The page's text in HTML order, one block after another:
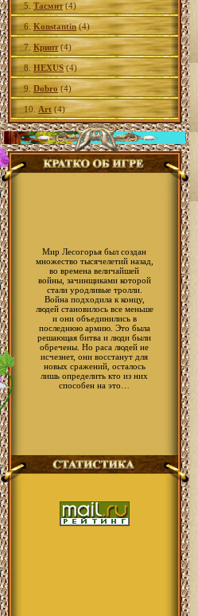
5. Тасмит(4)
6. Konstantin(4)
7. Крипт(4)
8. HEXUS(4)
9. Dobro(4)
10. Art (4)
Мир Лесогорья был создан
множество тысячелетий назад,
во времена величайшей
войны, зачинщиками которой
стали уродливые тролли.
Война подходила к концу,
людей становилось все меньше
и они объединились в
последнюю армию. Это была
решающая битва и люди были
обречены. Но раса людей не
исчезнет, они восстанут для
новых сражений, осталось
лишь определить кто из них
способен на это…